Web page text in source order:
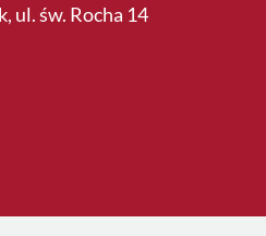
ul. św. Rocha 14